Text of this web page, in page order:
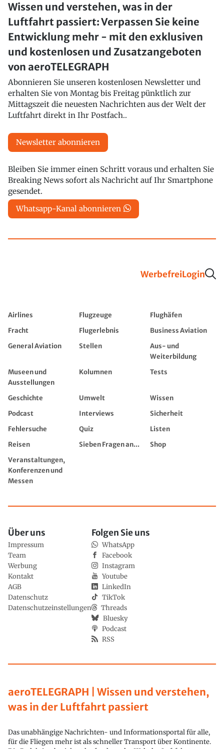
Wissen und verstehen, was in der
Luftfahrt passiert: Verpassen Sie keine
Entwicklung mehr - mit den exklusiven
und kostenlosen und Zusatzangeboten
von aeroTELEGRAPH
Abonnieren Sie unseren kostenlosen Newsletter und
erhalten Sie von Montag bis Freitag pünktlich zur
Mittagszeit die neuesten Nachrichten aus der Welt der
Luftfahrt direkt in Ihr Postfach..
Newsletter abonnieren
Bleiben Sie immer einen Schritt voraus und erhalten Sie
Breaking News sofort als Nachricht auf Ihr Smartphone
gesendet.
Whatsapp-Kanal abonnieren
WerbefreiLogin
Airlines Flugzeuge
Flughäfen
Fracht
Flugerlebnis
Business Aviation
General Aviation
Stellen
Aus- und
Weiterbildung
Museen und
Ausstellungen
Kolumnen Tests
Geschichte Umwelt
Wissen
Podcast
Interviews
Sicherheit
Fehlersuche
Quiz
Listen
Reisen
Sieben Fragen an...
Shop
Veranstaltungen,
Konferenzen und
Messen
aeroTELEGRAPH | Wissen und verstehen,
was in der Luftfahrt passiert
Das unabhängige Nachrichten- und Informationsportal für alle,
für die Fliegen mehr ist als schneller Transport über Kontinente.
Über uns
Impressum
Team
Werbung
Kontakt
AGB
Datenschutz
Datenschutzeinstellungen
Folgen Sie uns
WhatsApp
Facebook
Instagram
Youtube
LinkedIn
TikTok
Threads
Bluesky
Podcast
RSS